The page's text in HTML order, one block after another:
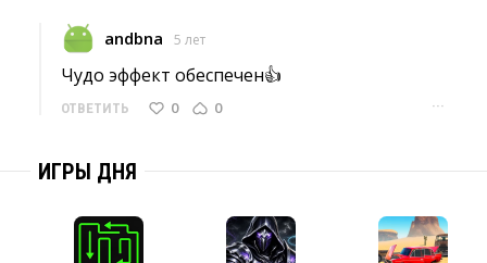
andbna 5 лет
Чудо эффект обеспечен👍
ОТВЕТИТЬ 0 0 ···
ИГРЫ ДНЯ